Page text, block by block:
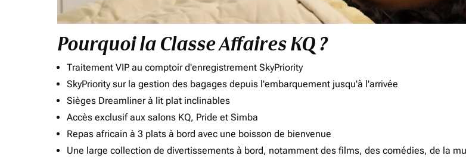
Pourquoi la Classe Affaires KQ ?
Traitement VIP au comptoir d'enregistrement SkyPriority
SkyPriority sur la gestion des bagages depuis l'embarquement jusqu'à l'arrivée
Sièges Dreamliner à lit plat inclinables
Accès exclusif aux salons KQ, Pride et Simba
Repas africain à 3 plats à bord avec une boisson de bienvenue
Une large collection de divertissements à bord, notamment des films, des comédies, de la